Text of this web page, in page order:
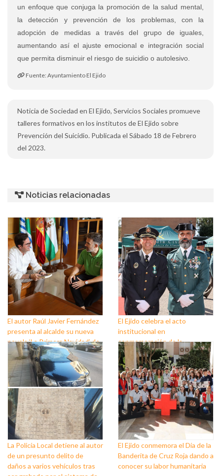
un enfoque que conjuga la promoción de la salud mental,
la detección y prevención de los problemas, con la
adopción de medidas a través del grupo de iguales,
aumentando así el ajuste emocional e integración social
que permita disminuir el riesgo de suicidio o autolesivo.
Fuente: Ayuntamiento El Ejido
Noticia de Sociedad en El Ejido, Servicios Sociales promueve
talleres formativos en los institutos de El Ejido sobre
Prevención del Suicidio. Publicada el Sábado 18 de Febrero
del 2023.
Noticias relacionadas
El autor Raúl Javier Fernández
presenta al alcalde su nueva
novela ‘La Primera Navidad’ de
Las Crónicas de Sant Claus
El Ejido celebra el acto
institucional en
conmemoración de la
Festividad de la Virgen del
Pilar, Patrona de la Guardia
Civil
La Policía Local detiene al autor
de un presunto delito de
daños a varios vehículos tras
El Ejido conmemora el Día de la
Banderita de Cruz Roja dando a
conocer su labor humanitaria